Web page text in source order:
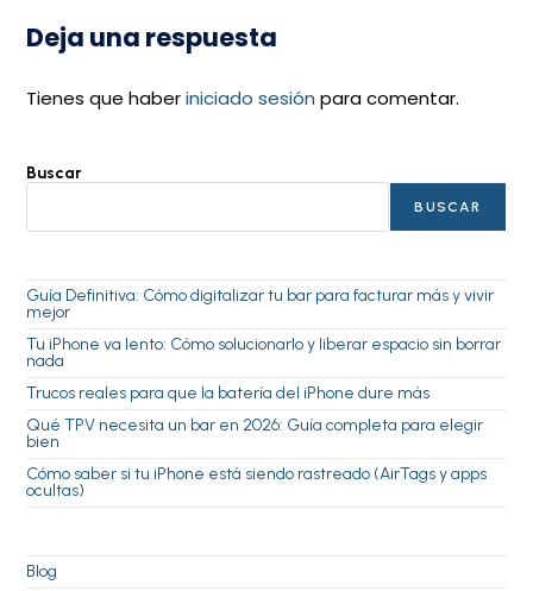
Deja una respuesta
Tienes que haberiniciado sesión para comentar.
Buscar
BUSCAR
Guía Definitiva: Cómo digitalizar tu bar para facturar más y vivir
mejor
Tu iPhone va lento: Cómo solucionarlo y liberar espacio sin borrar
nada
Trucos reales para que la batería del iPhone dure más
Qué TPV necesita un bar en 2026: Guía completa para elegir
bien
Cómo saber si tu iPhone está siendo rastreado (AirTags y apps
ocultas)
Blog